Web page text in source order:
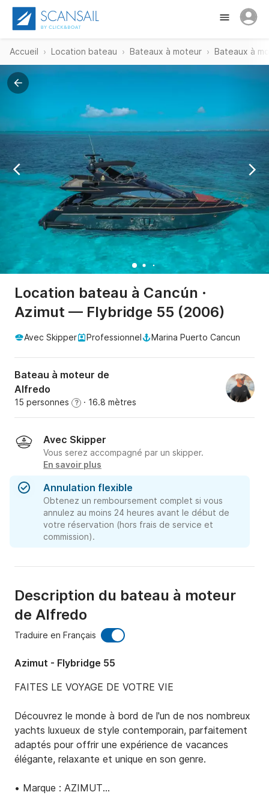
Accueil Location bateau Bateaux à moteur Bateaux à
Location bateau à Cancún ·
Azimut — Flybridge 55 (2006)
Avec Skipper Professionnel Marina Puerto Cancun
Bateau à moteur de
Alfredo
15 personnes ? · 16.8 mètres
Avec Skipper
Vous serez accompagné par un skipper.
En savoir plus
Annulation flexible
Obtenez un remboursement complet si vous
annulez au moins 24 heures avant le début de
votre réservation (hors frais de service et
commission).
Description du bateau à moteur
de Alfredo
Traduire en Français
Azimut - Flybridge 55
FAITES LE VOYAGE DE VOTRE VIE
Découvrez le monde à bord de l'un de nos nombreux
yachts luxueux de style contemporain, parfaitement
adaptés pour offrir une expérience de vacances
élégante, relaxante et unique en son genre.
• Marque : AZIMUT